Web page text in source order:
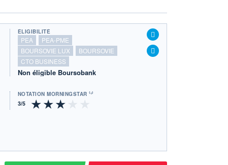
ÉLIGIBILITÉ
PEA
PEA-PME
BOURSOVIE LUX
BOURSOVIE
CTO BUSINESS
Non éligible Boursobank
NOTATION MORNINGSTAR ⁽¹⁾